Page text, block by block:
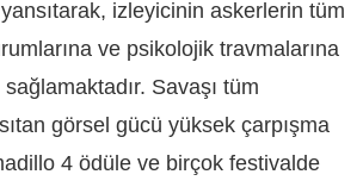
izleyicinin askerlerin tüm
ve psikolojik travmalarına
Savaşı tüm
görsel gücü yüksek çarpışma
4 ödüle ve birçok festivalde